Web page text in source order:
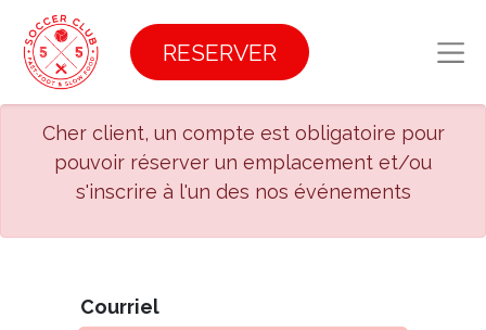
RESERVER
Cher client, un compte est obligatoire pour
pouvoir réserver un emplacement et/ou
s'inscrire à l'un des nos événements
Courriel